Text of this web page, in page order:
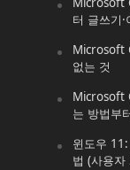
터 글쓰기
Microsoft
없는 것
Microsoft
는 방법부
윈도우
법 (사용자